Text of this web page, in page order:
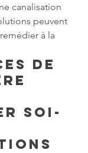
canalisation
peuvent
à la
de
soi-